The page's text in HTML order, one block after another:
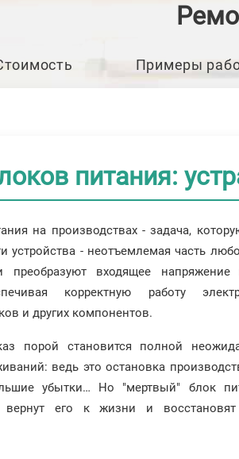
Примеры
питания:
на производствах - задача,
устройства - неотъемлемая часть
преобразуют входящее
корректную работу
и других компонентов.
порой становится полной
ведь это остановка
убытки… Но "мертвый" блок
его к жизни и восстановят